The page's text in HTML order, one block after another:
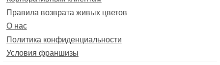
Правила возврата живых цветов
О нас
Политика конфиденциальности
Условия франшизы